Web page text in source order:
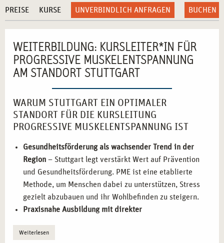
PREISE KURSE UNVERBINDLICH ANFRAGEN BUCHEN
WEITERBILDUNG: KURSLEITER*IN FÜR
PROGRESSIVE MUSKELENTSPANNUNG
AM STANDORT STUTTGART
WARUM STUTTGART EIN OPTIMALER
STANDORT FÜR DIE KURSLEITUNG
PROGRESSIVE MUSKELENTSPANNUNG IST
Gesundheitsförderung als wachsender Trend in der
Region – Stuttgart legt verstärkt Wert auf Prävention
und Gesundheitsförderung. PME ist eine etablierte
Methode, um Menschen dabei zu unterstützen, Stress
gezielt abzubauen und ihr Wohlbefinden zu steigern.
Praxisnahe Ausbildung mit direkter
Kursleitung für Progressive Muskelentspannung in
Weiterlesen